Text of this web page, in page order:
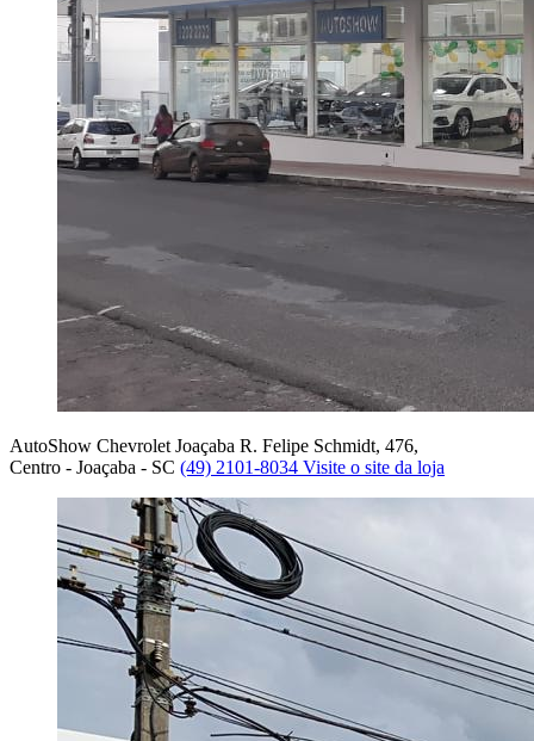
AutoShow Chevrolet Joaçaba R. Felipe Schmidt, 476,
Centro - Joaçaba - SC (49) 2101-8034 Visite o site da loja